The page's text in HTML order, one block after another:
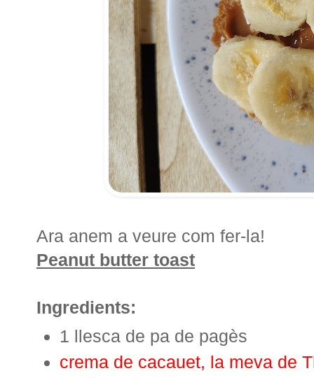
Ara anem a veure com fer-la!
Peanut butter toast
Ingredients:
1 llesca de pa de pagès
crema de cacauet, la meva de